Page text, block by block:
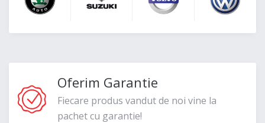
Oferim Garantie
Fiecare produs vandut de noi vine la
pachet cu garantie!